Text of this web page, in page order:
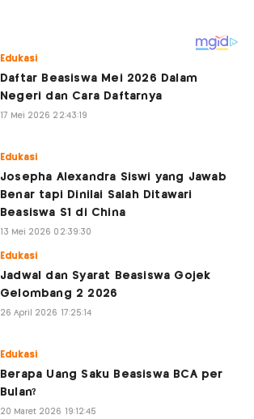
Edukasi
Daftar Beasiswa Mei 2026 Dalam
Negeri dan Cara Daftarnya
17 Mei 2026 22:43:19
Edukasi
Josepha Alexandra Siswi yang Jawab
Benar tapi Dinilai Salah Ditawari
Beasiswa S1 di China
13 Mei 2026 02:39:30
Edukasi
Jadwal dan Syarat Beasiswa Gojek
Gelombang 2 2026
26 April 2026 17:25:14
Edukasi
Berapa Uang Saku Beasiswa BCA per
Bulan?
20 Maret 2026 19:12:45